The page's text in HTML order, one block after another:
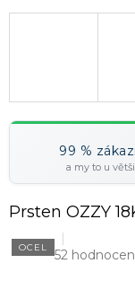
99 %
a my to u
Prsten OZZY
OCEL 52